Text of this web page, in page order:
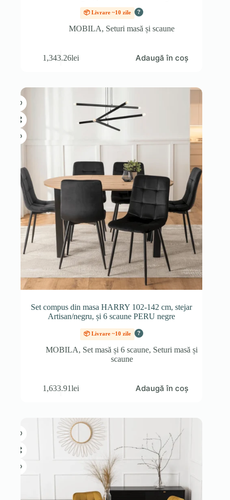
📦 Livrare ~10 zile ?
MOBILA, Seturi masă și scaune
1,343.26lei Adaugă în coș
Set compus din masa HARRY 102-142 cm, stejar
Artisan/negru, și 6 scaune PERU negre
📦 Livrare ~10 zile ?
MOBILA, Set masă și 6 scaune, Seturi masă și
scaune
1,633.91lei Adaugă în coș